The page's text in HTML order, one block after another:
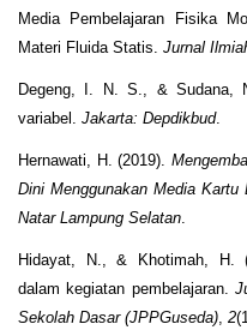
Media Pembelajaran Fisika
Materi Fluida Statis. Jurnal
Degeng, I. N. S., & Sudana,
variabel. Jakarta: Depdikbud.
Hernawati, H. (2019).
Dini Menggunakan Media Kartu
Natar Lampung Selatan
Hidayat, N., & Khotimah, H.
dalam kegiatan pembelajaran.
Sekolah Dasar (JPPGuseda) 2